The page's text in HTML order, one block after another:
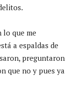
lo que me
a espaldas de
preguntaron
que no y pues ya